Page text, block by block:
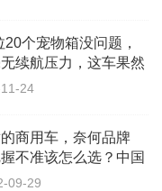
城间客车是
途接驳和旅游市场
利用率高、性价比
个宠物箱没问题，
续航压力，这车果然
&rsquo;的VAN界天
24
商用车，奈何品牌
不准该怎么选？中国
田汽车给你最佳答
09-29